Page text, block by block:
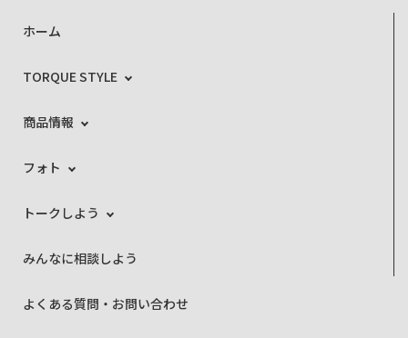
ホーム
TORQUE STYLE
商品情報
フォト
トークしよう
みんなに相談しよう
よくある質問・お問い合わせ